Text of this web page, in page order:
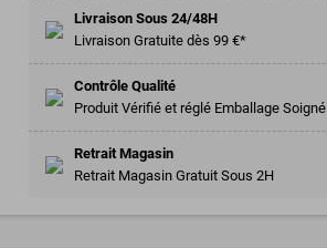
Livraison Sous 24/48H
Livraison Gratuite dès 99 €*
Contrôle Qualité
Produit Vérifié et réglé Emballage Soigné
Retrait Magasin
Retrait Magasin Gratuit Sous 2H